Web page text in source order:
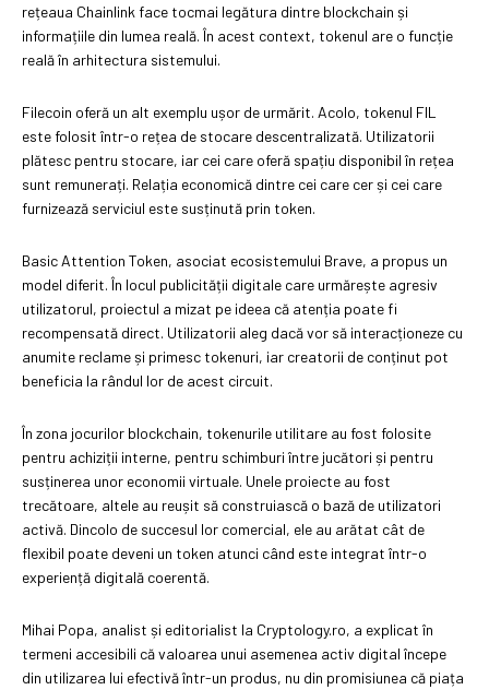
rețeaua Chainlink face tocmai legătura dintre blockchain și
informațiile din lumea reală. În acest context, tokenul are o funcție
reală în arhitectura sistemului.
Filecoin oferă un alt exemplu ușor de urmărit. Acolo, tokenul FIL
este folosit într-o rețea de stocare descentralizată. Utilizatorii
plătesc pentru stocare, iar cei care oferă spațiu disponibil în rețea
sunt remunerați. Relația economică dintre cei care cer și cei care
furnizează serviciul este susținută prin token.
Basic Attention Token, asociat ecosistemului Brave, a propus un
model diferit. În locul publicității digitale care urmărește agresiv
utilizatorul, proiectul a mizat pe ideea că atenția poate fi
recompensată direct. Utilizatorii aleg dacă vor să interacționeze cu
anumite reclame și primesc tokenuri, iar creatorii de conținut pot
beneficia la rândul lor de acest circuit.
În zona jocurilor blockchain, tokenurile utilitare au fost folosite
pentru achiziții interne, pentru schimburi între jucători și pentru
susținerea unor economii virtuale. Unele proiecte au fost
trecătoare, altele au reușit să construiască o bază de utilizatori
activă. Dincolo de succesul lor comercial, ele au arătat cât de
flexibil poate deveni un token atunci când este integrat într-o
experiență digitală coerentă.
Mihai Popa, analist și editorialist la Cryptology.ro, a explicat în
termeni accesibili că valoarea unui asemenea activ digital începe
din utilizarea lui efectivă într-un produs, nu din promisiunea că piața